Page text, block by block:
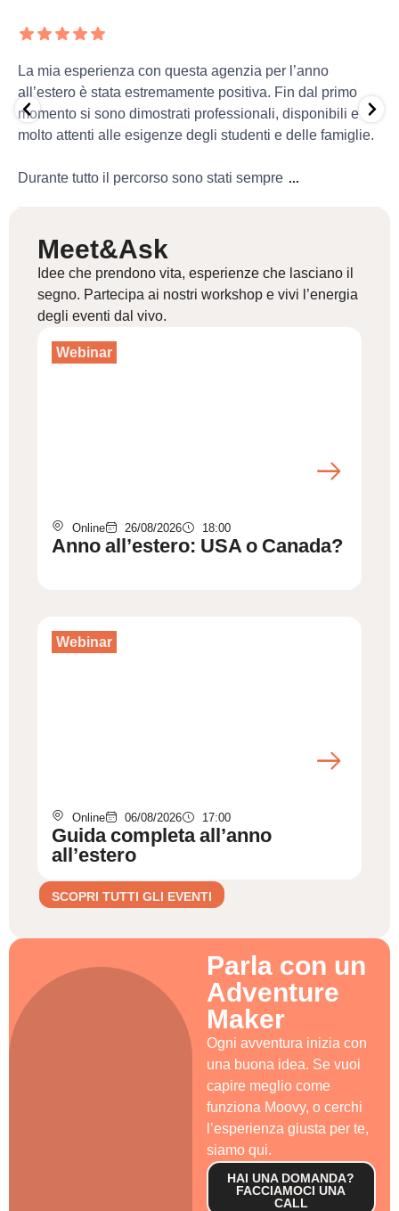
La mia esperienza con questa agenzia per l’anno
all’estero è stata estremamente positiva. Fin dal primo
momento si sono dimostrati professionali, disponibili e
molto attenti alle esigenze degli studenti e delle famiglie.
Durante tutto il percorso sono stati sempre ...
Meet&Ask
Idee che prendono vita, esperienze che lasciano il
segno. Partecipa ai nostri workshop e vivi l’energia
degli eventi dal vivo.
Webinar
Online 26/08/2026 18:00
Anno all’estero: USA o Canada?
Webinar
Online 06/08/2026 17:00
Guida completa all’anno
all’estero
SCOPRI TUTTI GLI EVENTI
Parla con un
Adventure
Maker
Ogni avventura inizia con
una buona idea. Se vuoi
capire meglio come
funziona Moovy, o cerchi
l’esperienza giusta per te,
siamo qui.
HAI UNA DOMANDA?
FACCIAMOCI UNA
CALL